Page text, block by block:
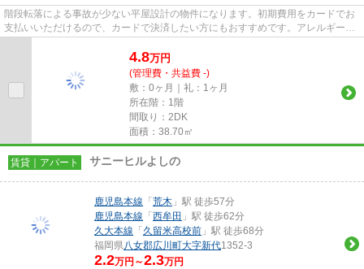
階段転落による事故が少ない平屋設計の物件になります。初期費用をカードでお
支払いいただけるので、カードで決済したい方にもおすすめです。アレルギー予
防に適した、通気性の良い安...
4.8万円
(管理費・共益費 -)
敷：0ヶ月｜礼：1ヶ月
所在階：1階
間取り：2DK
面積：38.70㎡
賃貸｜アパート サニーヒルよしの
鹿児島本線 「荒木 」駅 徒歩57分
鹿児島本線 「西牟田 」駅 徒歩62分
久大本線 「久留米高校前 」駅 徒歩68分
福岡県 八女郡広川町大字新代1352-3
2.2万円～2.3万円